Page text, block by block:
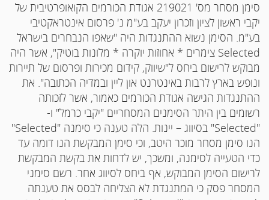
סימן מסחר מס' 219021 אגודת הכורמים הקואופרטיבית של
יקבי ראשון לציון וזכרון יעקב בע"מ נ' פרסום אינטראקטיבי
בע"מ. הסימן נשוא ההתנגדות היה "שאפו הנבחרים בישראל
Selected צימרים * אחוזות יוקרה * מלונות בוטיק", אשר היה
מבוקש לרישום ביחס ל"שיווק, קידום מכירות ופרסום של תיירות
ונופש בארץ לרבות באינטרנט און ליין ובמדיה הכתובה". את
ההתנגדות הגישה אגודת הכורמים כאמור, אשר לזכותה
רשומים בין היתר הסימנים המסחריים "יקבי כרמל" ו-
"
Selected" בסיווג – יינות. הלה טענה כי סימנה "Selected
"
הנו סימן מסחר מוכר היטב, וכי סימן המבקשת הנו דומה עד
כדי הטעייה לסימנה, ומשכך, יש לדחות את בקשת המבקשת
לרישום הסימן המבוקש, אף ביחס לסיווג אחר. רשם סימני
המסחר פסק כי המתנגדת לא הצליחה לבסס את טענתה